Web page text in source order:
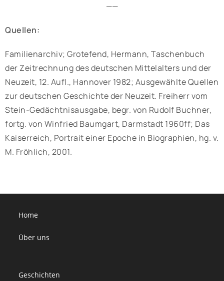
——
Quellen:
Familienarchiv; Grotefend, Hermann, Taschenbuch
der Zeitrechnung des deutschen Mittelalters und der
Neuzeit, 12. Aufl., Hannover 1982; Ausgewählte Quellen
zur deutschen Geschichte der Neuzeit. Freiherr vom
Stein-Gedächtnisausgabe, begr. von Rudolf Buchner,
fortg. von Winfried Baumgart, Darmstadt 1960ff; Das
Kaiserreich, Portrait einer Epoche in Biographien, hg. v.
M. Fröhlich, 2001.
Home
Über uns
Geschichten